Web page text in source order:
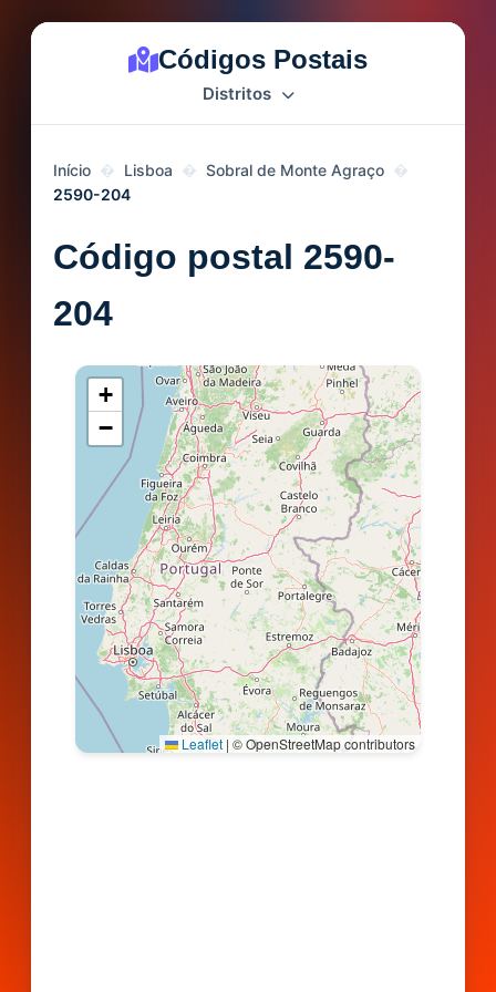
Códigos Postais
Distritos
Início Lisboa
Sobral de Monte Agraço
2590-204
Código postal 2590-
204
+
−
Leaflet | © OpenStreetMap contributors